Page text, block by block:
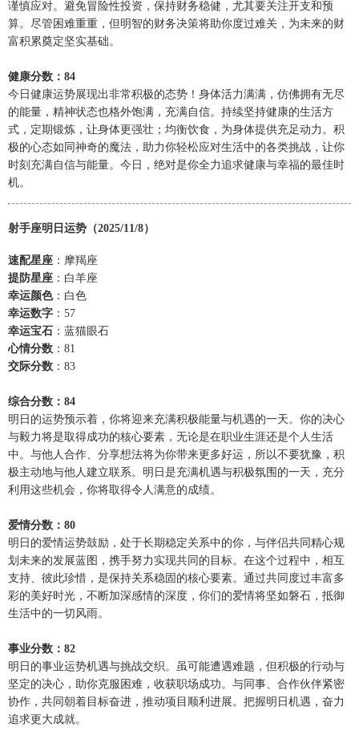
谨慎应对。避免冒险性投资，保持财务稳健，尤其要关注开支和预
算。尽管困难重重，但明智的财务决策将助你度过难关，为未来的财
富积累奠定坚实基础。
健康分数：84
今日健康运势展现出非常积极的态势！身体活力满满，仿佛拥有无尽
的能量，精神状态也格外饱满，充满自信。持续坚持健康的生活方
式，定期锻炼，让身体更强壮；均衡饮食，为身体提供充足动力。积
极的心态如同神奇的魔法，助力你轻松应对生活中的各类挑战，让你
时刻充满自信与能量。今日，绝对是你全力追求健康与幸福的最佳时
机。
射手座明日运势（2025/11/8）
速配星座 ：摩羯座
提防星座 ：白羊座
幸运颜色：白色
幸运数字 ：57
幸运宝石 ：蓝猫眼石
心情分数 ：81
交际分数 ：83
综合分数：84
明日的运势预示着，你将迎来充满积极能量与机遇的一天。你的决心
与毅力将是取得成功的核心要素，无论是在职业生涯还是个人生活
中。与他人合作、分享想法将为你带来更多好运，所以不要犹豫，积
极主动地与他人建立联系。明日是充满机遇与积极氛围的一天，充分
利用这些机会，你将取得令人满意的成绩。
爱情分数：80
明日的爱情运势鼓励，处于长期稳定关系中的你，与伴侣共同精心规
划未来的发展蓝图，携手努力实现共同的目标。在这个过程中，相互
支持、彼此珍惜，是保持关系稳固的核心要素。通过共同度过丰富多
彩的美好时光，不断加深感情的深度，你们的爱情将坚如磐石，抵御
生活中的一切风雨。
事业分数：82
明日的事业运势机遇与挑战交织。虽可能遭遇难题，但积极的行动与
坚定的决心，助你克服困难，收获职场成功。与同事、合作伙伴紧密
协作，共同朝着目标奋进，推动项目顺利进展。把握明日机遇，奋力
追求更大成就。